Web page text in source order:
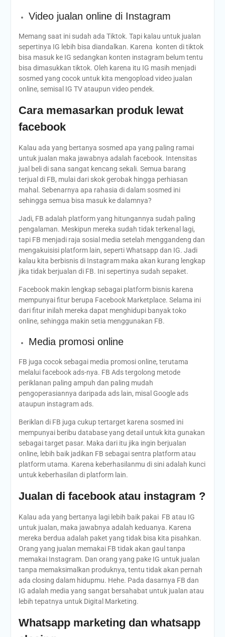
Video jualan online di Instagram
Memang saat ini sudah ada Tiktok. Tapi kalau untuk jualan
sepertinya IG lebih bisa diandalkan. Karena konten di tiktok
bisa masuk ke IG sedangkan konten instagram belum tentu
bisa dimasukkan tiktok. Oleh karena itu IG masih menjadi
sosmed yang cocok untuk kita mengopload video jualan
online, semisal IG TV ataupun video pendek.
Cara memasarkan produk lewat
facebook
Kalau ada yang bertanya sosmed apa yang paling ramai
untuk jualan maka jawabnya adalah facebook. Intensitas
jual beli di sana sangat kencang sekali. Semua barang
terjual di FB, mulai dari skok gerobak hingga perhiasan
mahal. Sebenarnya apa rahasia di dalam sosmed ini
sehingga semua bisa masuk ke dalamnya?
Jadi, FB adalah platform yang hitungannya sudah paling
pengalaman. Meskipun mereka sudah tidak terkenal lagi,
tapi FB menjadi raja sosial media setelah menggandeng dan
mengakuisisi platform lain, seperti Whatsapp dan IG. Jadi
kalau kita berbisnis di Instagram maka akan kurang lengkap
jika tidak berjualan di FB. Ini sepertinya sudah sepaket.
Facebook makin lengkap sebagai platform bisnis karena
mempunyai fitur berupa Facebook Marketplace. Selama ini
dari fitur inilah mereka dapat menghidupi banyak toko
online, sehingga makin setia menggunakan FB.
Media promosi online
FB juga cocok sebagai media promosi online, terutama
melalui facebook ads-nya. FB Ads tergolong metode
periklanan paling ampuh dan paling mudah
pengoperasiannya daripada ads lain, misal Google ads
ataupun instagram ads.
Beriklan di FB juga cukup tertarget karena sosmed ini
mempunyai beribu database yang detail untuk kita gunakan
sebagai target pasar. Maka dari itu jika ingin berjualan
online, lebih baik jadikan FB sebagai sentra platform atau
platform utama. Karena keberhasilanmu di sini adalah kunci
untuk keberhasilan di platform lain.
Jualan di facebook atau instagram ?
Kalau ada yang bertanya lagi lebih baik pakai FB atau IG
untuk jualan, maka jawabnya adalah keduanya. Karena
mereka berdua adalah paket yang tidak bisa kita pisahkan.
Orang yang jualan memakai FB tidak akan gaul tanpa
memakai Instagram. Dan orang yang pake IG untuk jualan
tanpa memaksimalkan produknya, tentu tidak akan pernah
ada closing dalam hidupmu. Hehe. Pada dasarnya FB dan
IG adalah media yang sangat bersahabat untuk jualan atau
lebih tepatnya untuk Digital Marketing.
Whatsapp marketing dan whatsapp